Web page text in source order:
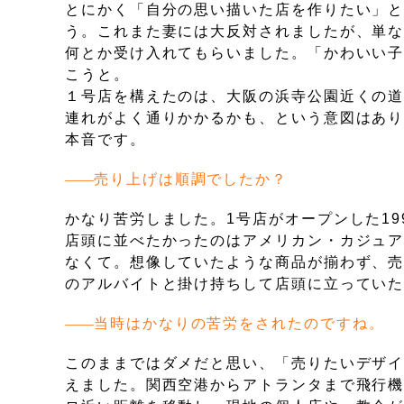
とにかく「自分の思い描いた店を作りたい」
う。これまた妻には大反対されましたが、単
何とか受け入れてもらいました。「かわいい
こうと。
１号店を構えたのは、大阪の浜寺公園近くの
連れがよく通りかかるかも、という意図はあ
本音です。
売り上げは順調でしたか？
かなり苦労しました。1号店がオープンした
店頭に並べたかったのはアメリカン・カジュ
なくて。想像していたような商品が揃わず、
のアルバイトと掛け持ちして店頭に立ってい
当時はかなりの苦労をされたのですね。
このままではダメだと思い、「売りたいデザ
えました。関西空港からアトランタまで飛行